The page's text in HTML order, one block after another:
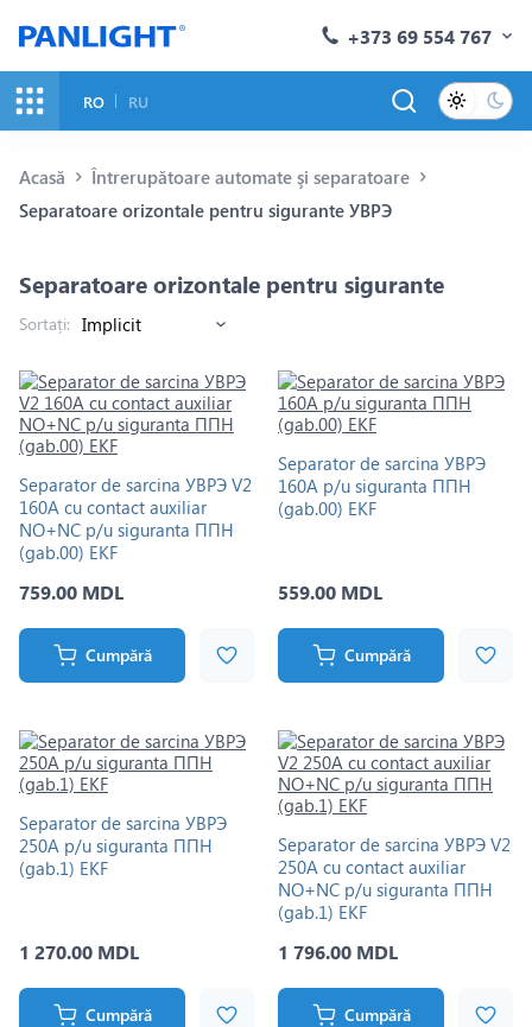
+373 69 554 767
RO RU
Acasă
Întrerupătoare automate şi separatoare
Separatoare orizontale pentru sigurante УВРЭ
Separatoare orizontale pentru sigurante
Sortați:
Separator de sarcina УВРЭ V2
160A cu contact auxiliar
NO+NC p/u siguranta ППН
(gab.00) EKF
759.00 MDL
Cumpără
Separator de sarcina УВРЭ
160A p/u siguranta ППН
(gab.00) EKF
559.00 MDL
Cumpără
Separator de sarcina УВРЭ
250A p/u siguranta ППН
(gab.1) EKF
1 270.00 MDL
Cumpără
Separator de sarcina УВРЭ V2
250A cu contact auxiliar
NO+NC p/u siguranta ППН
(gab.1) EKF
1 796.00 MDL
Cumpără